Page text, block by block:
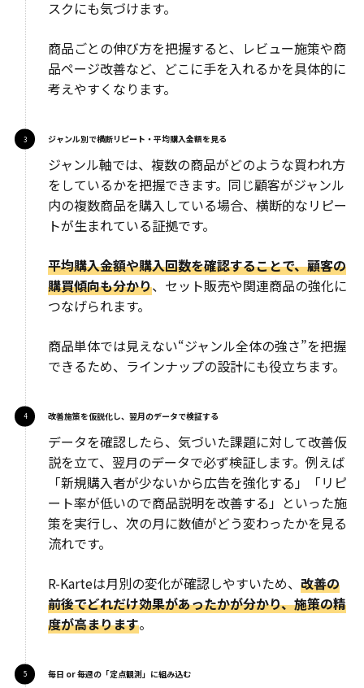
スクにも気づけます。
商品ごとの伸び方を把握すると、レビュー施策や商
品ページ改善など、どこに手を入れるかを具体的に
考えやすくなります。
ジャンル別で横断リピート・平均購入金額を見る
ジャンル軸では、複数の商品がどのような買われ方
をしているかを把握できます。同じ顧客がジャンル
内の複数商品を購入している場合、横断的なリピー
トが生まれている証拠です。
平均購入金額や購入回数を確認することで、顧客の
購買傾向も分かり、セット販売や関連商品の強化に
つなげられます。
商品単体では見えない“ジャンル全体の強さ”を把握
できるため、ラインナップの設計にも役立ちます。
改善施策を仮説化し、翌月のデータで検証する
データを確認したら、気づいた課題に対して改善仮
説を立て、翌月のデータで必ず検証します。例えば
「新規購入者が少ないから広告を強化する」「リピ
ート率が低いので商品説明を改善する」といった施
策を実行し、次の月に数値がどう変わったかを見る
流れです。
R-Karteは月別の変化が確認しやすいため、改善の
前後でどれだけ効果があったかが分かり、施策の精
度が高まります。
毎日 or 毎週の「定点観測」に組み込む